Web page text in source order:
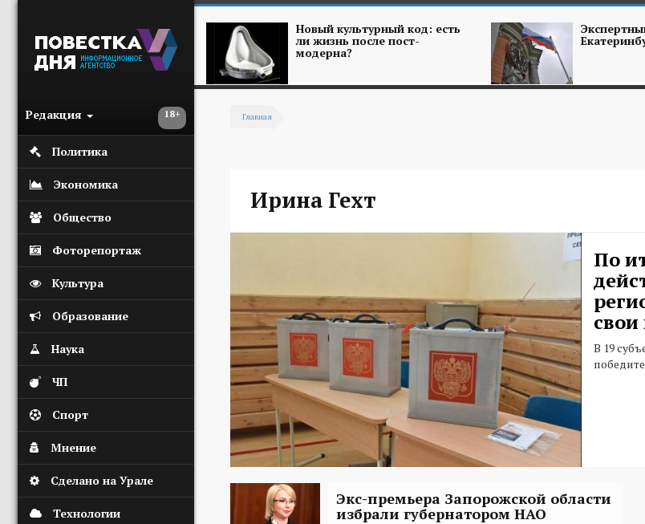
18+
Редакция
Политика
Экономика
Общество
Фоторепортаж
Культура
Образование
Наука
ЧП
Спорт
Мнение
Сделано на Урале
Технологии
Новый культурный код: есть
ли жизнь после пост-
модерна?
Главная
Ирина Гехт
По
В 19
Экс-премьера Запорожской области
избрали губернатором НАО